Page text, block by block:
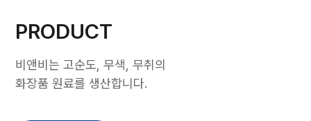
PRODUCT
비앤비는 고순도, 무색, 무취의
화장품 원료를 생산합니다.